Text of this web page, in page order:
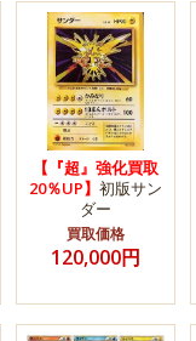
【『超』強化買取
20％UP】 初版サン
ダー
買取価格
120,000円